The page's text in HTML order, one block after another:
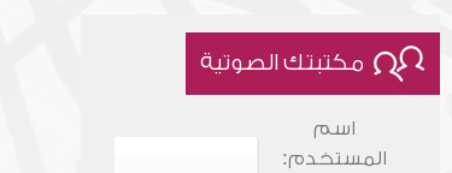
مكتبتك الصوتية
اسم
المستخدم: